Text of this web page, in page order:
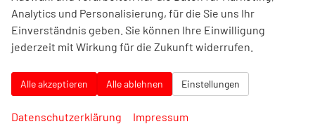
Analytics und Personalisierung, für die Sie uns Ihr
Einverständnis geben. Sie können Ihre Einwilligung
jederzeit mit Wirkung für die Zukunft widerrufen.
Alle akzeptieren Alle ablehnen Einstellungen
Datenschutzerklärung Impressum